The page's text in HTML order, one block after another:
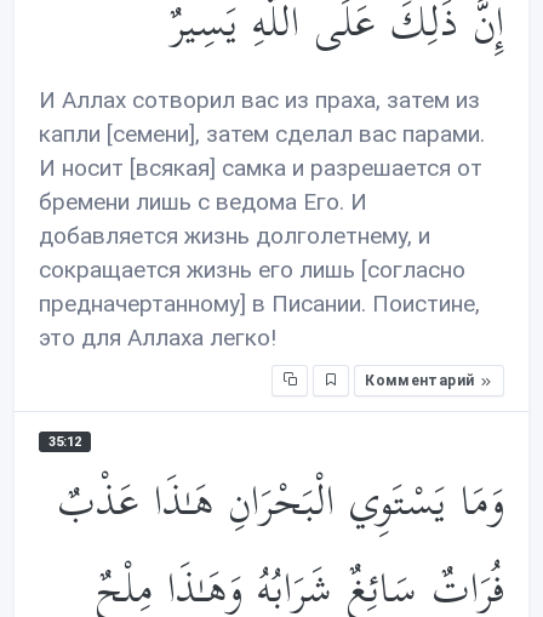
إِنَّ ذَ‌ٰلِكَ عَلَى اللَّهِ يَسِيرٌ
И Аллах сотворил вас из праха, затем из
капли [семени], затем сделал вас парами.
И носит [всякая] самка и разрешается от
бремени лишь с ведома Его. И
добавляется жизнь долголетнему, и
сокращается жизнь его лишь [согласно
предначертанному] в Писании. Поистине,
это для Аллаха легко!
Комментарий
35:12
وَمَا يَسْتَوِي الْبَحْرَانِ هَـٰذَا عَذْبٌ
فُرَاتٌ سَائِغٌ شَرَابُهُ وَهَـٰذَا مِلْحٌ